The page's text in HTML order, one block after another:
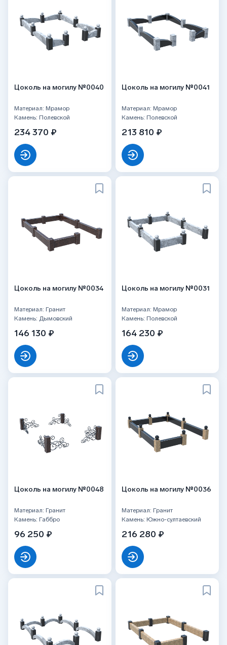
Цоколь на могилу №0040
Материал: Мрамор
Камень: Полевской
234 370 ₽
Цоколь на могилу №0041
Материал: Мрамор
Камень: Полевской
213 810 ₽
Цоколь на могилу №0034
Материал: Гранит
Камень: Дымовский
146 130 ₽
Цоколь на могилу №0031
Материал: Мрамор
Камень: Полевской
164 230 ₽
Цоколь на могилу №0048
Материал: Гранит
Камень: Габбро
96 250 ₽
Цоколь на могилу №0036
Материал: Гранит
Камень: Южно-султаевский
216 280 ₽